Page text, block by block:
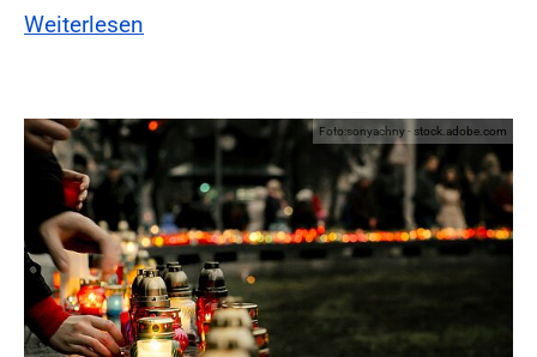
Weiterlesen
Foto:sonyachny - stock.adobe.com